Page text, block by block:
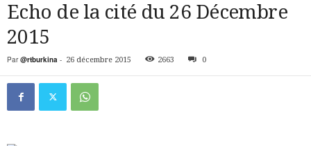
Echo de la cité du 26 Décembre
2015
Par @rtburkina - 26 décembre 2015 2663 0